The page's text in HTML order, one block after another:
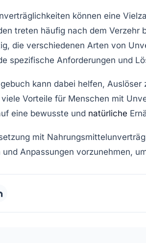
können eine
treten häufig nach dem
die verschiedenen Arten von
spezifische Anforderungen und
kann dabei helfen, Auslöser
Vorteile für Menschen mit
eine bewusste und natürliche
mit
und Anpassungen vorzunehmen,